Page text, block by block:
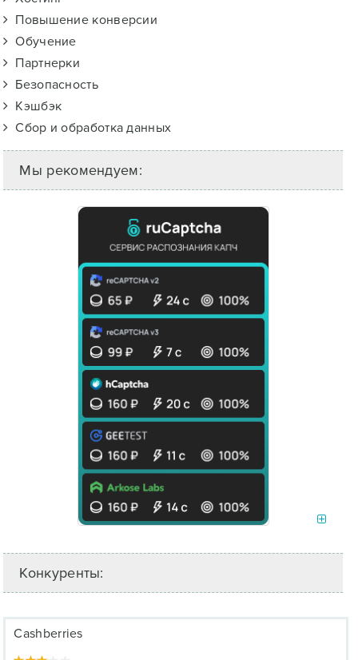
Повышение конверсии
Обучение
Партнерки
Безопасность
Кэшбэк
Сбор и обработка данных
Мы рекомендуем:
Конкуренты:
Cashberries